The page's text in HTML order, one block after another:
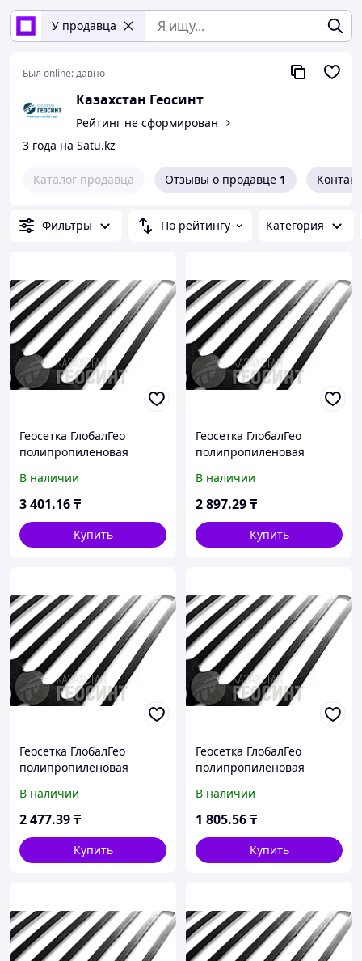
У продавца
Был online:давно
Казахстан Геосинт
Рейтинг не сформирован
3 года на Satu.kz
Каталог продавца Отзывы о продавце 1
Фильтры По рейтингу Категория
Геосетка ГлобалГео
полипропиленовая
м
В наличии
3 401.16₸
Купить
Геосетка ГлобалГео
полипропиленовая
м
В наличии
2 897.29₸
Купить
Геосетка ГлобалГео
полипропиленовая
м
В наличии
2 477.39₸
Купить
Геосетка ГлобалГео
полипропиленовая
В наличии
1 805.56₸
Купить